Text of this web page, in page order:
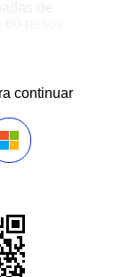
continuar